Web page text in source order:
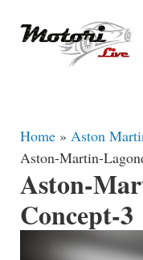
Home » Aston
Aston-Martin-
Aston-
Concept-3